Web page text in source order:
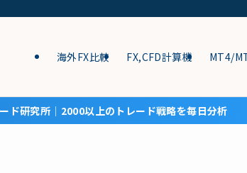
海外FX比較 FX,CFD計算機 MT4/
ド研究所│2000以上のトレード戦略を毎日分析